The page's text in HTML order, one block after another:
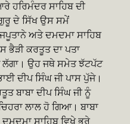
ਹਰਿਮੰਦਰ ਸਾਹਿਬ ਦੀ
ਦੇ ਸਿੱਖ ਉਸ ਸਮੇਂ
ਅਤੇ ਦਮਦਮਾ ਸਾਹਿਬ
ਭੈੜੀ ਕਰਤੂਤ ਦਾ ਪਤਾ
ਲੱਗਾ। ਉਹ ਜਥੇ ਸਮੇਤ ਝੱਟਪੱਟ
ਦੀਪ ਸਿੰਘ ਜੀ ਪਾਸ ਪੁੱਜੇ।
ਬਾਬਾ ਦੀਪ ਸਿੰਘ ਜੀ ਨੂੰ
ਲਾਲ ਹੋ ਗਿਆ। ਬਾਬਾ
ਸਾਹਿਬ ਵਿਖੇ ਭਰੇ